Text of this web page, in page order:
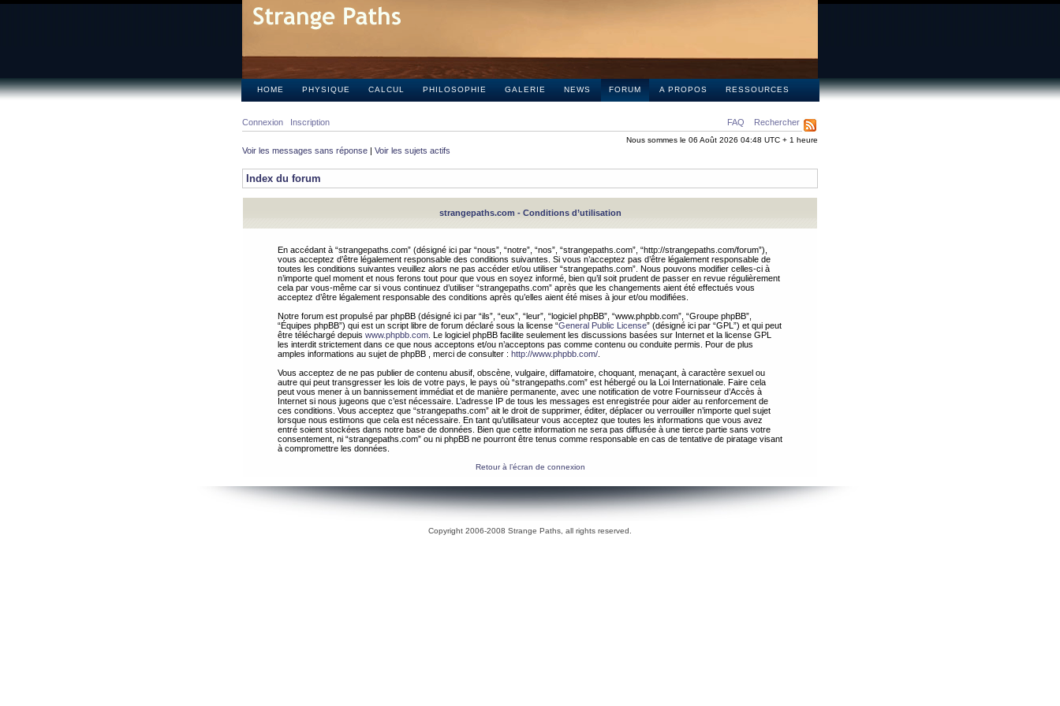
HOME PHYSIQUE CALCUL PHILOSOPHIE GALERIE NEWS FORUM A PROPOS RESSOURCES
FAQ Rechercher
Connexion Inscription
Nous sommes le 06 Août 2026 04:48 UTC + 1 heure
Voir les messages sans réponse | Voir les sujets actifs
Index du forum
strangepaths.com - Conditions d’utilisation
En accédant à “strangepaths.com” (désigné ici par “nous”, “notre”, “nos”, “strangepaths.com”, “http://strangepaths.com/forum”),
vous acceptez d’être légalement responsable des conditions suivantes. Si vous n’acceptez pas d’être légalement responsable de
toutes les conditions suivantes veuillez alors ne pas accéder et/ou utiliser “strangepaths.com”. Nous pouvons modifier celles-ci à
n’importe quel moment et nous ferons tout pour que vous en soyez informé, bien qu’il soit prudent de passer en revue régulièrement
cela par vous-même car si vous continuez d’utiliser “strangepaths.com” après que les changements aient été effectués vous
acceptez d’être légalement responsable des conditions après qu’elles aient été mises à jour et/ou modifiées.
Notre forum est propulsé par phpBB (désigné ici par “ils”, “eux”, “leur”, “logiciel phpBB”, “www.phpbb.com”, “Groupe phpBB”,
“Équipes phpBB”) qui est un script libre de forum déclaré sous la license “General Public License” (désigné ici par “GPL”) et qui peut
être téléchargé depuis www.phpbb.com . Le logiciel phpBB facilite seulement les discussions basées sur Internet et la license GPL
les interdit strictement dans ce que nous acceptons et/ou n’acceptons pas comme contenu ou conduite permis. Pour de plus
amples informations au sujet de phpBB , merci de consulter : http://www.phpbb.com/
Vous acceptez de ne pas publier de contenu abusif, obscène, vulgaire, diffamatoire, choquant, menaçant, à caractère sexuel ou
autre qui peut transgresser les lois de votre pays, le pays où “strangepaths.com” est hébergé ou la Loi Internationale. Faire cela
peut vous mener à un bannissement immédiat et de manière permanente, avec une notification de votre Fournisseur d’Accès à
Internet si nous jugeons que c’est nécessaire. L’adresse IP de tous les messages est enregistrée pour aider au renforcement de
ces conditions. Vous acceptez que “strangepaths.com” ait le droit de supprimer, éditer, déplacer ou verrouiller n’importe quel sujet
lorsque nous estimons que cela est nécessaire. En tant qu’utilisateur vous acceptez que toutes les informations que vous avez
entré soient stockées dans notre base de données. Bien que cette information ne sera pas diffusée à une tierce partie sans votre
consentement, ni “strangepaths.com” ou ni phpBB ne pourront être tenus comme responsable en cas de tentative de piratage visant
à compromettre les données.
Retour à l’écran de connexion
Copyright 2006-2008 Strange Paths, all rights reserved.